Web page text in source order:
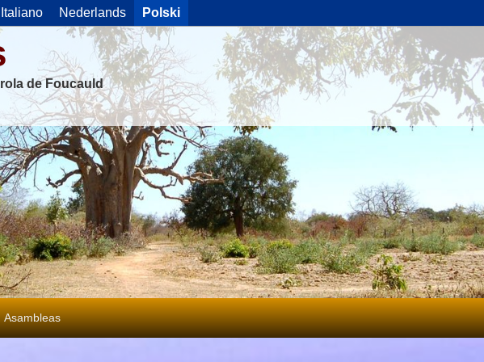
Italiano Nederlands Polski
de Foucauld
Asambleas